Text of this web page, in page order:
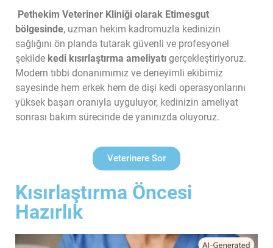
Pethekim Veteriner Kliniği olarak Etimesgut
bölgesinde, uzman hekim kadromuzla kedinizin
sağlığını ön planda tutarak güvenli ve profesyonel
şekilde kedi kısırlaştırma ameliyatı gerçekleştiriyoruz.
Modern tıbbi donanımımız ve deneyimli ekibimiz
sayesinde hem erkek hem de dişi kedi operasyonlarını
yüksek başarı oranıyla uyguluyor, kedinizin ameliyat
sonrası bakım sürecinde de yanınızda oluyoruz.
Veterinere Sor
Kısırlaştırma Öncesi
Hazırlık